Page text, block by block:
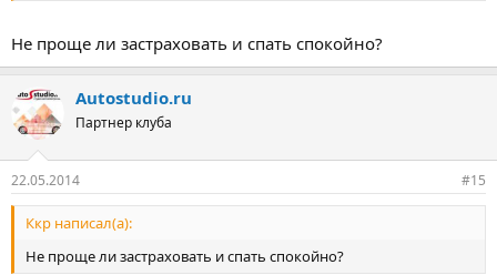
Не проще ли застраховать и спать спокойно?
Autostudio.ru
Партнер клуба
22.05.2014 #15
Ккр написал(а):
Не проще ли застраховать и спать спокойно?